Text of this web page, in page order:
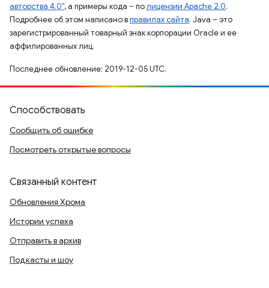
авторства 4.0", а примеры кода – полицензии Apache 2.0.
Подробнее об этом написано вправилах сайта. Java – это
зарегистрированный товарный знак корпорации Oracle и ее
аффилированных лиц.
Последнее обновление: 2019-12-05 UTC.
Способствовать
Сообщить об ошибке
Посмотреть открытые вопросы
Связанный контент
Обновления Хрома
Истории успеха
Отправить в архив
Подкасты и шоу